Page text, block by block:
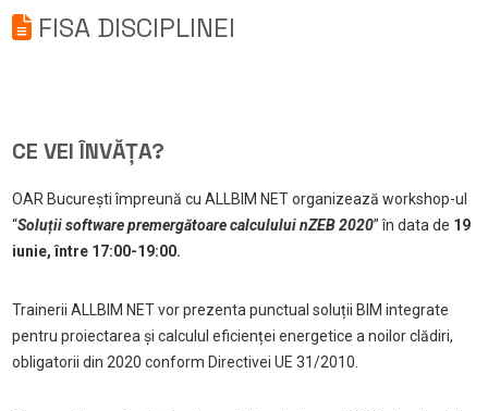
FISA DISCIPLINEI
CE VEI ÎNVĂȚA?
OAR București împreună cu ALLBIM NET organizează workshop-ul
“Soluții software premergătoare calculului nZEB 2020” în data de 19
iunie, între 17:00-19:00.
Trainerii ALLBIM NET vor prezenta punctual soluții BIM integrate
pentru proiectarea și calculul eficienței energetice a noilor clădiri,
obligatorii din 2020 conform Directivei UE 31/2010.